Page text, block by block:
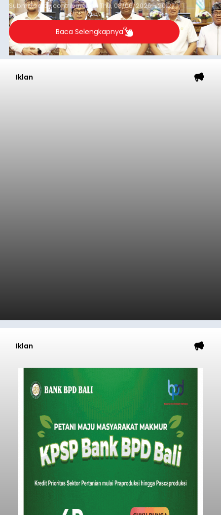
Submitted bycontributor onThu, 08/06/2026 - 20:27
Baca Selengkapnya
Iklan
Iklan